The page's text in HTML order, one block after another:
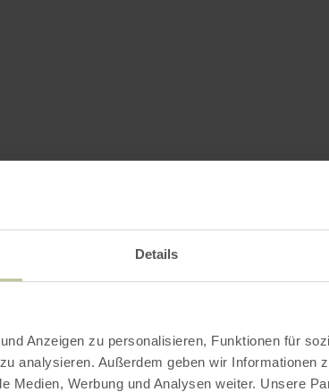
Details
Anzeigen zu personalisieren, Funktionen für
analysieren. Außerdem geben wir Informationen
Medien, Werbung und Analysen weiter. Unsere